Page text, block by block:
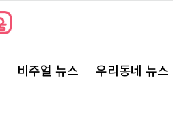
비주얼 뉴스 우리동네 뉴스